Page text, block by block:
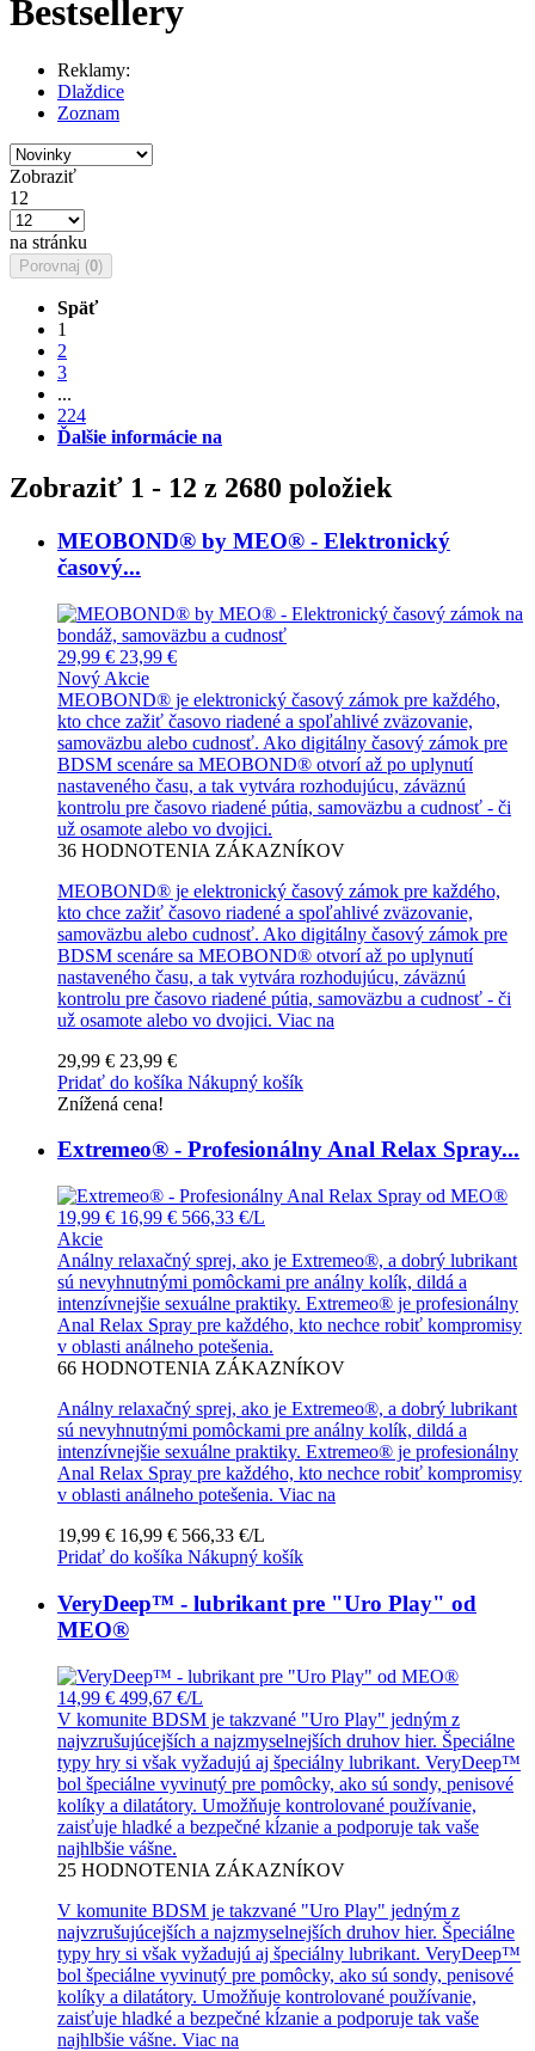
Bestsellery
Reklamy:
Dlaždice
Zoznam
Zobraziť
12
na stránku
Porovnaj (0)
Späť
1
2
3
...
224
Ďalšie informácie na
Zobraziť 1 - 12 z 2680 položiek
MEOBOND® by MEO® - Elektronický
časový...
29,99 € 23,99 €
Nový Akcie
MEOBOND® je elektronický časový zámok pre každého,
kto chce zažiť časovo riadené a spoľahlivé zväzovanie,
samoväzbu alebo cudnosť. Ako digitálny časový zámok pre
BDSM scenáre sa MEOBOND® otvorí až po uplynutí
nastaveného času, a tak vytvára rozhodujúcu, záväznú
kontrolu pre časovo riadené pútia, samoväzbu a cudnosť - či
už osamote alebo vo dvojici.
36 HODNOTENIA ZÁKAZNÍKOV
MEOBOND® je elektronický časový zámok pre každého,
kto chce zažiť časovo riadené a spoľahlivé zväzovanie,
samoväzbu alebo cudnosť. Ako digitálny časový zámok pre
BDSM scenáre sa MEOBOND® otvorí až po uplynutí
nastaveného času, a tak vytvára rozhodujúcu, záväznú
kontrolu pre časovo riadené pútia, samoväzbu a cudnosť - či
už osamote alebo vo dvojici. Viac na
29,99 € 23,99 €
Pridať do košíka Nákupný košík
Znížená cena!
Extremeo® - Profesionálny Anal Relax Spray...
19,99 € 16,99 € 566,33 €/L
Akcie
Análny relaxačný sprej, ako je Extremeo®, a dobrý lubrikant
sú nevyhnutnými pomôckami pre análny kolík, dildá a
intenzívnejšie sexuálne praktiky. Extremeo® je profesionálny
Anal Relax Spray pre každého, kto nechce robiť kompromisy
v oblasti análneho potešenia.
66 HODNOTENIA ZÁKAZNÍKOV
Análny relaxačný sprej, ako je Extremeo®, a dobrý lubrikant
sú nevyhnutnými pomôckami pre análny kolík, dildá a
intenzívnejšie sexuálne praktiky. Extremeo® je profesionálny
Anal Relax Spray pre každého, kto nechce robiť kompromisy
v oblasti análneho potešenia. Viac na
19,99 € 16,99 € 566,33 €/L
Pridať do košíka Nákupný košík
VeryDeep™ - lubrikant pre "Uro Play" od
MEO®
14,99 € 499,67 €/L
V komunite BDSM je takzvané "Uro Play" jedným z
najvzrušujúcejších a najzmyselnejších druhov hier. Špeciálne
typy hry si však vyžadujú aj špeciálny lubrikant. VeryDeep™
bol špeciálne vyvinutý pre pomôcky, ako sú sondy, penisové
kolíky a dilatátory. Umožňuje kontrolované používanie,
zaisťuje hladké a bezpečné kĺzanie a podporuje tak vaše
najhlbšie vášne.
25 HODNOTENIA ZÁKAZNÍKOV
V komunite BDSM je takzvané "Uro Play" jedným z
najvzrušujúcejších a najzmyselnejších druhov hier. Špeciálne
typy hry si však vyžadujú aj špeciálny lubrikant. VeryDeep™
bol špeciálne vyvinutý pre pomôcky, ako sú sondy, penisové
kolíky a dilatátory. Umožňuje kontrolované používanie,
zaisťuje hladké a bezpečné kĺzanie a podporuje tak vaše
najhlbšie vášne. Viac na